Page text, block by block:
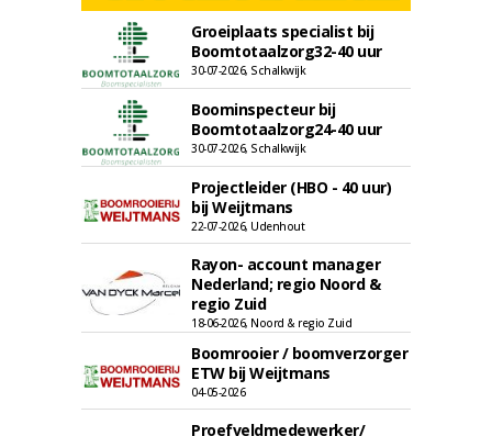
Groeiplaats specialist bij
Boomtotaalzorg32-40 uur
30-07-2026, Schalkwijk
Boominspecteur bij
Boomtotaalzorg24-40 uur
30-07-2026, Schalkwijk
Projectleider (HBO - 40 uur)
bij Weijtmans
22-07-2026, Udenhout
Rayon- account manager
Nederland; regio Noord &
regio Zuid
18-06-2026, Noord & regio Zuid
Boomrooier / boomverzorger
ETW bij Weijtmans
04-05-2026
Proefveldmedewerker/